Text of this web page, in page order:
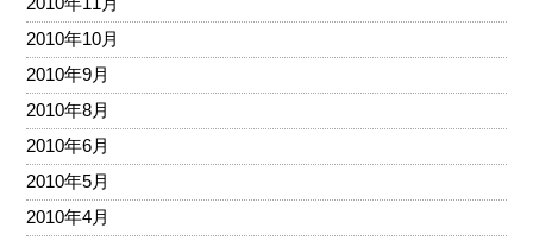
2010年10月
2010年9月
2010年8月
2010年6月
2010年5月
2010年4月